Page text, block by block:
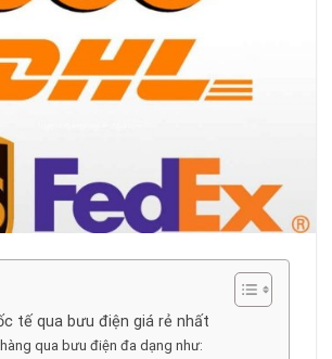
tế qua bưu điện giá rẻ nhất
qua bưu điện đa dạng như: